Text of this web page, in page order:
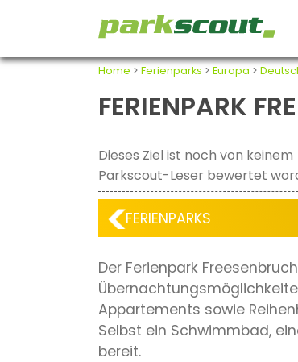
Home > Ferienparks > Europa >
FERIENPARK
Dieses Ziel ist noch von keinem
Parkscout-Leser bewertet
FERIENPARKS
Der Ferienpark
Appartements sowie
Selbst ein Schwimmbad,
bereit.